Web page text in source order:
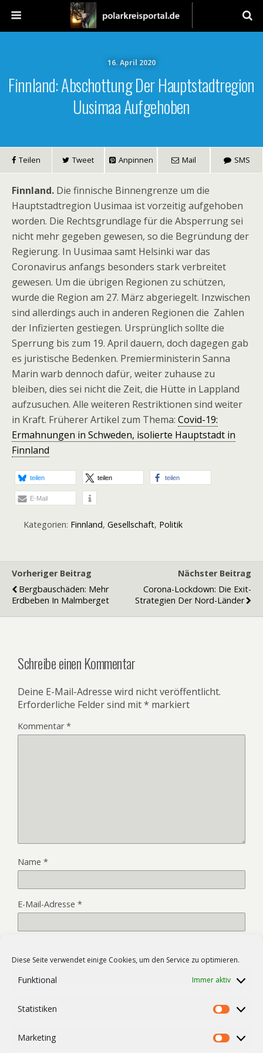
Diese Seite verwendet einige Cookies, um den Service zu optimieren.
Funktional Immer aktiv
Statistiken
Marketing
16. April 2020
Finnland: Abschottung Der Hauptstadtregion
Uusimaa Aufgehoben
Teilen Tweet Anpinnen Mail SMS
Finnland. Die finnische Binnengrenze um die
Hauptstadtregion Uusimaa ist vorzeitig aufgehoben
worden. Die Rechtsgrundlage für die Absperrung sei
nicht mehr gegeben gewesen, so die Begründung der
Regierung. In Uusimaa samt Helsinki war das
Coronavirus anfangs besonders stark verbreitet
gewesen. Um die übrigen Regionen zu schützen,
wurde die Region am 27. März abgeriegelt. Inzwischen
sind allerdings auch in anderen Regionen die Zahlen
der Infizierten gestiegen. Ursprünglich sollte die
Sperrung bis zum 19. April dauern, doch dagegen gab
es juristische Bedenken. Premierministerin Sanna
Marin warb dennoch dafür, weiter zuhause zu
bleiben, dies sei nicht die Zeit, die Hütte in Lappland
aufzusuchen. Alle weiteren Restriktionen sind weiter
in Kraft. Früherer Artikel zum Thema: Covid-19:
Ermahnungen in Schweden, isolierte Hauptstadt in
Finnland
teilen teilen teilen
E-Mail
Kategorien: Finnland, Gesellschaft, Politik
Vorheriger Beitrag
Bergbauschäden: Mehr
Erdbeben In Malmberget
Nächster Beitrag
Corona-Lockdown: Die Exit-
Strategien Der Nord-Länder
Schreibe einen Kommentar
Deine E-Mail-Adresse wird nicht veröffentlicht.
Erforderliche Felder sind mit* markiert
Kommentar*
Name *
E-Mail-Adresse *
meinen nächsten Kommentar speichern.